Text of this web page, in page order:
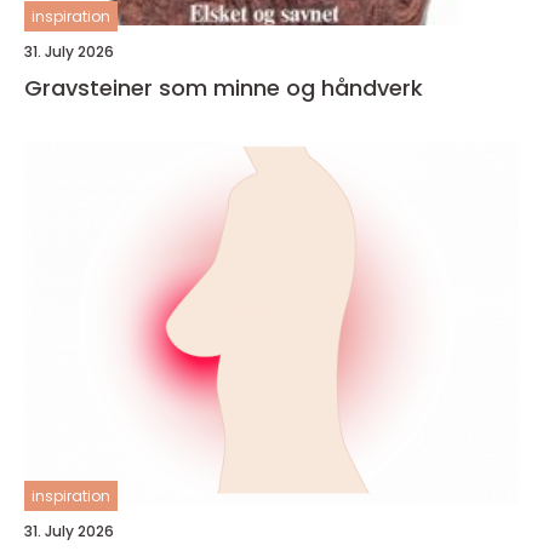
inspiration
31. July 2026
Gravsteiner som minne og håndverk
inspiration
31. July 2026